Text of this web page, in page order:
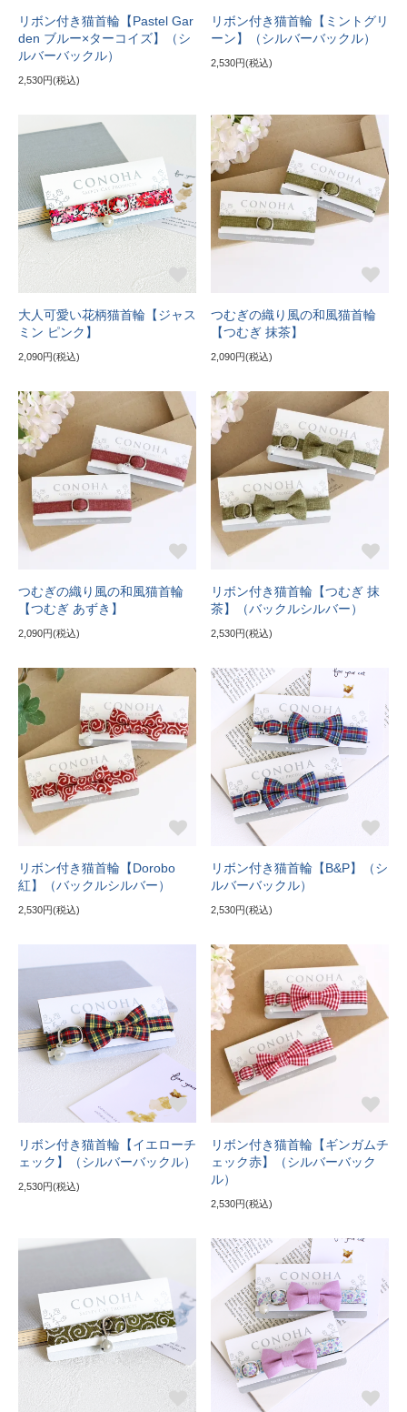
リボン付き猫首輪【Pastel Gar
den ブルー×ターコイズ】（シ
ルバーバックル）
2,530円(税込)
リボン付き猫首輪【ミントグリ
ーン】（シルバーバックル）
2,530円(税込)
大人可愛い花柄猫首輪【ジャス
ミン ピンク】
2,090円(税込)
つむぎの織り風の和風猫首輪
【つむぎ 抹茶】
2,090円(税込)
つむぎの織り風の和風猫首輪
【つむぎ あずき】
2,090円(税込)
リボン付き猫首輪【つむぎ 抹
茶】（バックルシルバー）
2,530円(税込)
リボン付き猫首輪【Dorobo
紅】（バックルシルバー）
2,530円(税込)
リボン付き猫首輪【B&P】（シ
ルバーバックル）
2,530円(税込)
リボン付き猫首輪【イエローチ
ェック】（シルバーバックル）
2,530円(税込)
リボン付き猫首輪【ギンガムチ
ェック赤】（シルバーバック
ル）
2,530円(税込)